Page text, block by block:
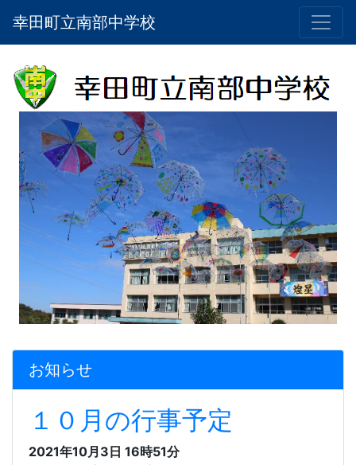
幸田町立南部中学校
お知らせ
１０月の行事予定
2021年10月3日 16時51分